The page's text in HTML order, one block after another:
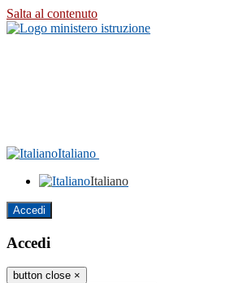
Salta al contenuto
Italiano
Italiano
Accedi
Accedi
button close ×